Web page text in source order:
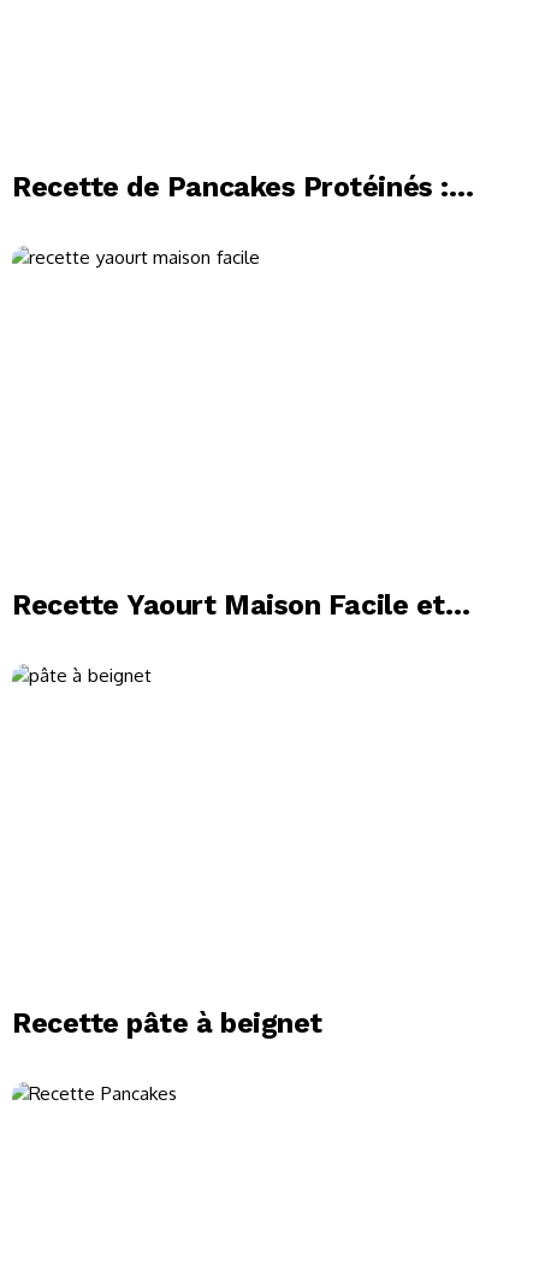
Recette de Pancakes Protéinés :
Recette Yaourt Maison Facile et
Yaourts Réussis à la Maison
Recette pâte à beignet